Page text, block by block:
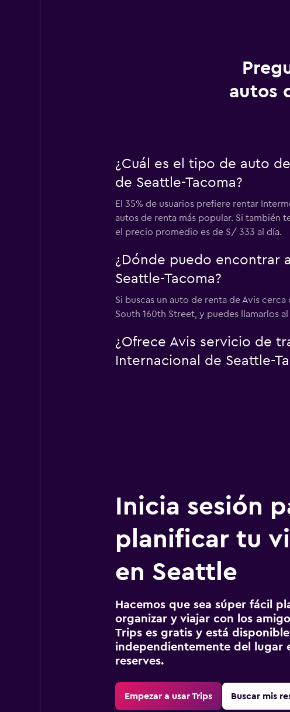
autos
¿Cuál es el tipo de auto
de Seattle-Tacoma?
El 35% de usuarios prefiere rentar
autos de renta más popular. Si también
el precio promedio es de S/ 333 al día.
¿Dónde puedo encontrar
Seattle-Tacoma?
Si buscas un auto de renta de Avis
South 160th Street, y puedes llamarlos al
¿Ofrece Avis servicio de
Internacional de Seattle-
Inicia sesión
planificar tu
en Seattle
Hacemos que sea súper fácil
organizar y viajar con los
Trips es gratis y está
independientemente del lugar
reserves.
Empezar a usar Trips Buscar mis